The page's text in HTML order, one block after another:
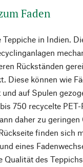
Faden
in Indien.
Rückständen
Diese können wie
auf Spulen
750 recycelte
daher zu
finden sich
eines
Qualität des